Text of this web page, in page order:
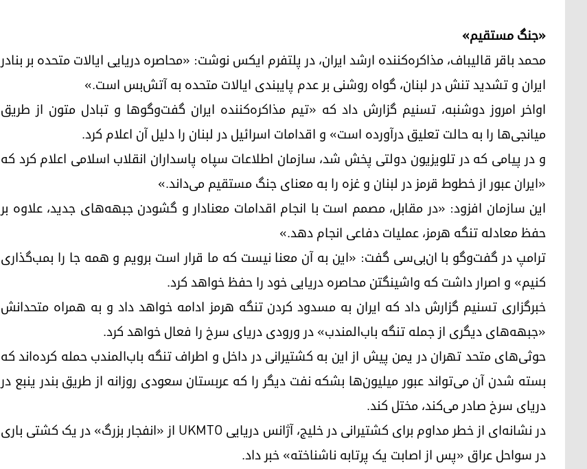
«جنگ مستقیم»
محمد باقر قالیباف، مذاکره‌کننده ارشد ایران، در پلتفرم ایکس نوشت: «محاصره دریایی ایالات متحده بر بنادر
ایران و تشدید تنش در لبنان، گواه روشنی بر عدم پایبندی ایالات متحده به آتش‌بس است.»
اواخر امروز دوشنبه، تسنیم گزارش داد که «تیم مذاکره‌کننده ایران گفت‌وگوها و تبادل متون از طریق
میانجی‌ها را به حالت تعلیق درآورده است» و اقدامات اسرائیل در لبنان را دلیل آن اعلام کرد.
و در پیامی که در تلویزیون دولتی پخش شد، سازمان اطلاعات سپاه پاسداران انقلاب اسلامی اعلام کرد که
«ایران عبور از خطوط قرمز در لبنان و غزه را به معنای جنگ مستقیم می‌داند.»
این سازمان افزود: «در مقابل، مصمم است با انجام اقدامات معنادار و گشودن جبهه‌های جدید، علاوه بر
حفظ معادله تنگه هرمز، عملیات دفاعی انجام دهد.»
ترامپ در گفت‌وگو با ان‌بی‌سی گفت: «این به آن معنا نیست که ما قرار است برویم و همه جا را بمب‌گذاری
کنیم» و اصرار داشت که واشینگتن محاصره دریایی خود را حفظ خواهد کرد.
خبرگزاری تسنیم گزارش داد که ایران به مسدود کردن تنگه هرمز ادامه خواهد داد و به همراه متحدانش
«جبهه‌های دیگری از جمله تنگه باب‌المندب» در ورودی دریای سرخ را فعال خواهد کرد.
حوثی‌های متحد تهران در یمن پیش از این به کشتیرانی در داخل و اطراف تنگه باب‌المندب حمله کرده‌اند که
بسته شدن آن می‌تواند عبور میلیون‌ها بشکه نفت دیگر را که عربستان سعودی روزانه از طریق بندر ینبع در
دریای سرخ صادر می‌کند، مختل کند.
در نشانه‌ای از خطر مداوم برای کشتیرانی در خلیج، آژانس دریایی UKMTO از «انفجار بزرگ» در یک کشتی باری
در سواحل عراق «پس از اصابت یک پرتابه ناشناخته» خبر داد.